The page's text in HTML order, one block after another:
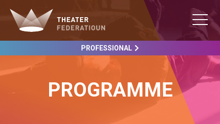
PROFESSIONAL
PROGRAMME